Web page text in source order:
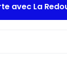
avec La